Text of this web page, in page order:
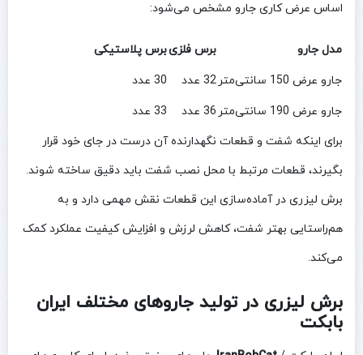
اساس عرض کاری جارو مشخص می‌شود:
مدل جارو برس فلزیبرس پلاستیکی
جارو عرض 150 سانتی‌متر
32 عدد
30 عدد
جارو عرض 190 سانتی‌متر
36 عدد
33 عدد
برای اینکه شفت و قطعات نگهدارنده آن درست در جای خود قرار
بگیرند، قطعات مرتبط با محل نصب شفت باید دقیق ساخته شوند.
برش لیزری در آماده‌سازی این قطعات نقش مهمی دارد و به
هم‌راستایی بهتر شفت، کاهش لرزش و افزایش کیفیت عملکرد کمک
می‌کند.
برش لیزری در تولید جاروهای مختلف ایران
بابکت